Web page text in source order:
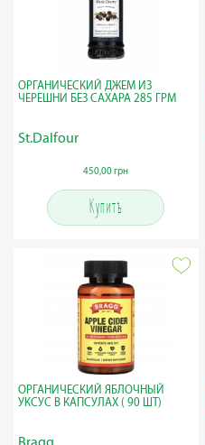
ОРГАНИЧЕСКИЙ ДЖЕМ ИЗ
ЧЕРЕШНИ БЕЗ САХАРА 285 ГРМ
St.Dalfour
450,00 грн
Купить
ОРГАНИЧЕСКИЙ ЯБЛОЧНЫЙ
УКСУС В КАПСУЛАХ ( 90 ШТ)